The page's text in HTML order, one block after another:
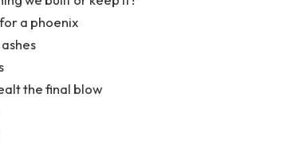
a phoenix
the final blow